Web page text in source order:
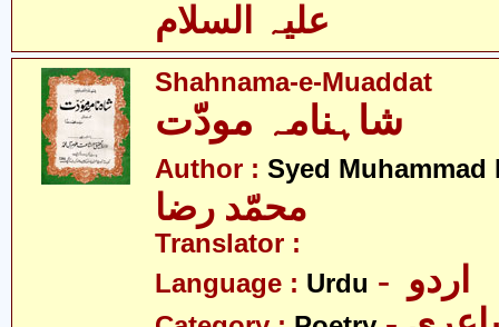
علیہ السلام
Shahnama-e-Muaddat
شاہنامہ مودّت
Author : Syed Muhammad
محمّد رضا
Translator :
Language : Urdu